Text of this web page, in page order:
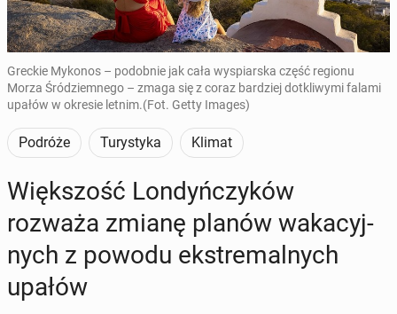
Greckie Mykonos – podobnie jak cała wyspiarska część regionu
Morza Śródziemnego – zmaga się z coraz bardziej dotkliwymi falami
upałów w okresie letnim.(Fot. Getty Images)
Podróże Turystyka Klimat
Więk­szość Lon­dyń­czy­ków
rozważa zmianę planów wa­ka­cyj­
nych z powodu eks­tre­mal­nych
upałów